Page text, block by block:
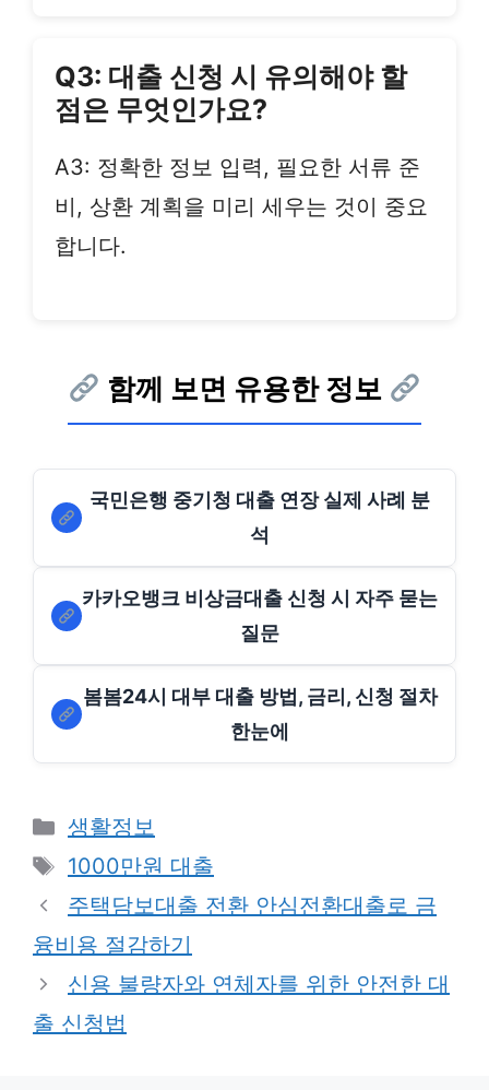
Q3: 대출 신청 시 유의해야 할
점은 무엇인가요?
A3: 정확한 정보 입력, 필요한 서류 준
비, 상환 계획을 미리 세우는 것이 중요
합니다.
함께 보면 유용한 정보
국민은행 중기청 대출 연장 실제 사례 분
석
카카오뱅크 비상금대출 신청 시 자주 묻는
질문
봄봄24시 대부 대출 방법, 금리, 신청 절차
한눈에
Categories
생활정보
Tags
1000만원 대출
주택담보대출 전환 안심전환대출로 금
융비용 절감하기
신용 불량자와 연체자를 위한 안전한 대
출 신청법